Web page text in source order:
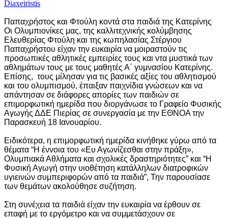
Diaxeiristis
Παπαχρήστος και Φτούλη κοντά στα παιδιά της Κατερίνης
Οι Ολυμπιονίκες μας, της καλλιτεχνικής κολύμβησης
Ελευθερίας Φτούλη και της κωπηλασίας Στέργιου
Παπαχρήστου είχαν την ευκαιρία να μοιραστούν τις
προσωπικές αθλητικές εμπειρίες τους και ντα μυστικά των
αθλημάτων τους με τους μαθητές Α΄ γυμνασίου Κατερίνης.
Επίσης, τους μίλησαν για τις βασικές αξίες του αθλητισμού
και του ολυμπισμού, έπαιξαν παιχνίδια γνώσεων και να
απάντησαν σε διάφορες απορίες των παιδιών σε
επιμορφωτική ημερίδα που διοργάνωσε το Γραφείο Φυσικής
Αγωγής ΔΔΕ Πιερίας σε συνεργασία με την ΕΘΝΟΑ την
Παρασκευή 18 Ιανουαρίου.
Ειδικότερα, η επιμορφωτική ημερίδα κινήθηκε γύρω από τα
θέματα “Η έννοια του «Ευ Αγωνίζεσθαι στην πράξη»,
Ολυμπιακά Αθλήματα και σχολικές δραστηριότητες” και “Η
Φυσική Αγωγή στην υιοθέτηση κατάλληλων διατροφικών
υγιεινών συμπεριφορών από τα παιδιά”, Την παρουσίασε
των θεμάτων ακολούθησε συζήτηση.
Στη συνέχεια τα παιδιά είχαν την ευκαιρία να έρθουν σε
επαφή με το εργόμετρο και να συμμετάσχουν σε